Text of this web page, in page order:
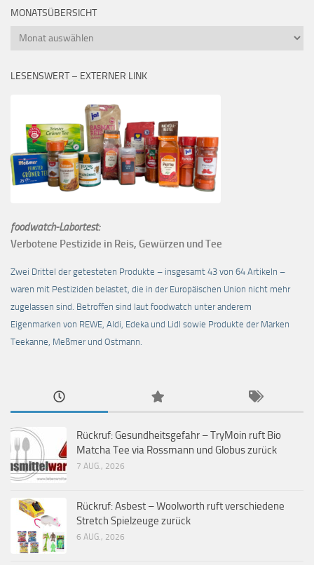
MONATSÜBERSICHT
Monatsübersicht
LESENSWERT – EXTERNER LINK
foodwatch-Labortest:
Verbotene Pestizide in Reis, Gewürzen und Tee
Zwei Drittel der getesteten Produkte – insgesamt 43 von 64 Artikeln –
waren mit Pestiziden belastet, die in der Europäischen Union nicht mehr
zugelassen sind. Betroffen sind laut foodwatch unter anderem
Eigenmarken von REWE, Aldi, Edeka und Lidl sowie Produkte der Marken
Teekanne, Meßmer und Ostmann.
Rückruf: Gesundheitsgefahr – TryMoin ruft Bio
Matcha Tee via Rossmann und Globus zurück
7 AUG., 2026
Rückruf: Asbest – Woolworth ruft verschiedene
Stretch Spielzeuge zurück
6 AUG., 2026